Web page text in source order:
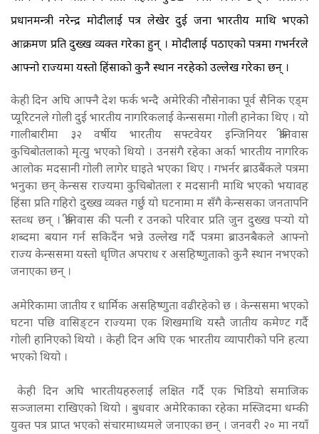
प्रधानमन्त्री नरेन्द्र मोदीलाई पत्र लेखेर दुई जना भारतीय माथि भएको
आक्रमण प्रति दुख्ख व्यक्त गरेका हुन् । मोदीलाई पठाएको पत्रमा गभर्नरले
आफ्नो राज्यमा यस्तो हिंसाको कुनै स्थान नरहेको उल्लेख गरेका छन् ।
केही दिन अघि आफ्नै देश फर्क भन्दै अमेरिकी नौसेनाका पूर्व सैनिक एड्म
प्यूरिटनले गोली दुई भारतीय नागरिकलाई केन्ससमा गोली हानेका थिए । यो
गालीबारीमा ३२ वर्षीय भारतीय सफ्टवेयर इन्जिनियर श्रीनिवास
कुचिबोतलाको मृत्यु भएको थियो । उनसंगै रहेका अर्का भारतीय नागरिक
आलोक मदसानी गोली लागेर घाइते भएका थिए । गभर्नर ब्राउबैंकले पत्रमा
भनुका छन् केन्सस राज्यमा कुचिबोतला र मदसानी माथि भएको भयावह
हिंसा प्रति गहिरो दुख्ख व्यक्त गर्छु यो घटनामा म सँगै केन्ससका जनतापनि
स्तव्ध छन् । श्रीनिवास की पत्नी र उनको परिवार प्रति जुन दुख्ख पर्‍यो यो
शब्दमा बयान गर्न सकिदैंन भन्ने उल्लेख गर्दै पत्रमा ब्राउनबैकले आफ्नो
राज्य केन्ससमा यस्तो धृणित अपराध र असहिष्णुताको कुनै स्थान नभएको
जनाएका छन् ।
अमेरिकामा जातीय र धार्मिक असहिष्णुता वढीरहेको छ । केन्ससमा भएको
घटना पछि वासिङ्टन राज्यमा एक शिखमाथि यस्तै जातीय कमेण्ट गर्दै
गोली हानिएको थियो । केही दिन अघि एक भारतीय व्यापारीको पनि हत्या
भएको थियो ।
केही दिन अघि भारतीयहरुलाई लक्षित गर्दै एक भिडियो समाजिक
सञ्जालमा राखिएको थियो । बुधवार अमेरिकाका रहेका मस्जिदमा धम्की
युक्त पत्र प्राप्त भएको संचारमाध्यमले जनाएका छन् । जनवरी २० मा नयाँ